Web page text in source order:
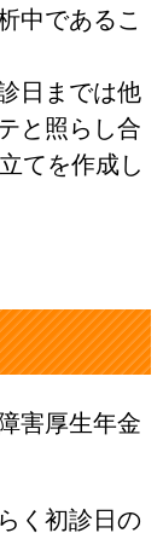
中であるこ
日までは他
と照らし合
てを作成し
害厚生年金
く初診日の